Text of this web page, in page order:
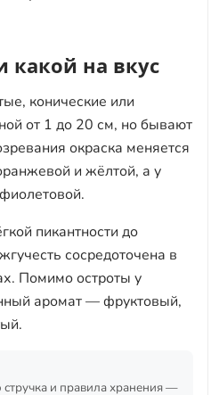
какой на вкус
конические или
от 1 до 20 см, но бывают
окраска меняется
и жёлтой, а у
пикантности до
сосредоточена в
Помимо остроты у
аромат — фруктовый,
стручка и правила хранения —